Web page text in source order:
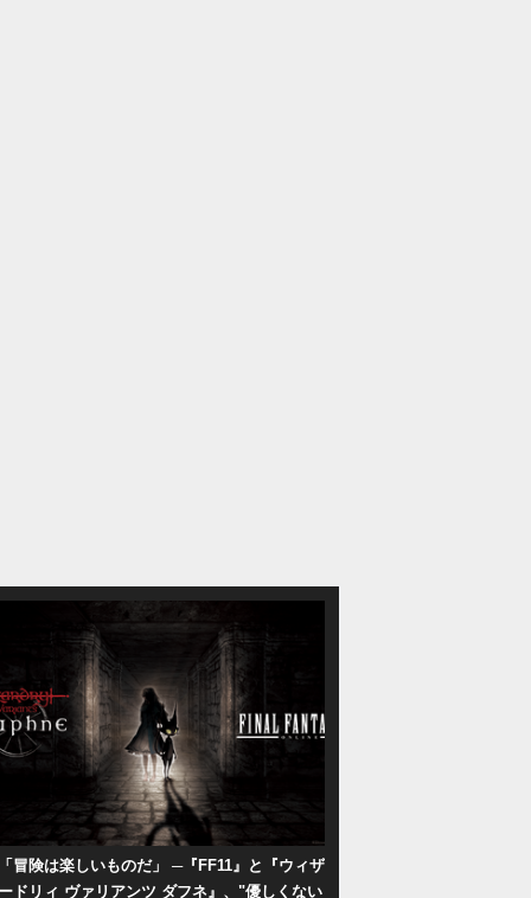
「冒険は楽しいものだ」 ─『FF11』と『ウィザ
ードリィ ヴァリアンツ ダフネ』、"優しくない